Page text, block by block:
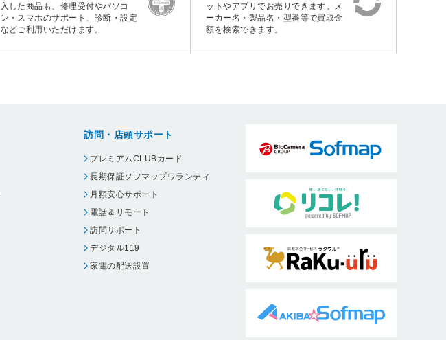
入した商品も、修理受付やパソコ
ン・スマホのサポート、診断・設定
などご利用いただけます。
ットやアプリでお売りできます。メ
ーカー名・製品名・型番等で買取金
額を検索できます。
訪問・店頭サポート
プレミアムCLUBカード
長期保証ソフマップワランティ
月額安心サポート
電話＆リモート
訪問サポート
デジタル119
家電の配送設置